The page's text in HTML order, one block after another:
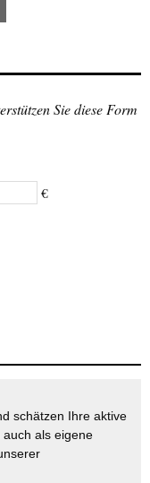
Sie diese Form
€
schätzen Ihre aktive
als eigene